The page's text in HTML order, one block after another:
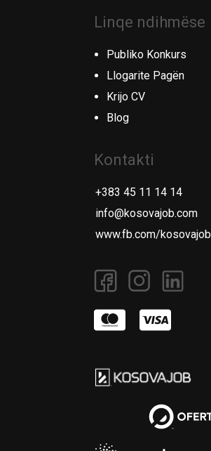
Linqe ndihmëse
Publiko Konkurs
Llogarite Pagën
Krijo CV
Blog
Kontakti
+383 45 11 14 14
info@kosovajob.com
www.fb.com/kosovajob